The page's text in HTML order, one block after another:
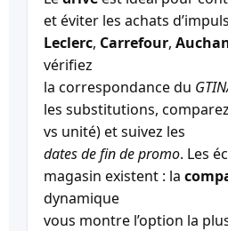
et éviter les achats
Leclerc, Carrefour,
vérifiez
la correspondance du
les substitutions,
vs unité) et suivez les
dates de fin de promo. Les
magasin existent : la
dynamique
vous montre l’option la